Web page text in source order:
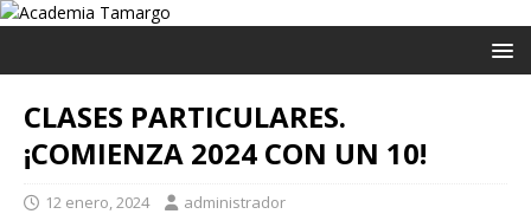
CLASES PARTICULARES.
¡COMIENZA 2024 CON UN 10!
12 enero, 2024 administrador